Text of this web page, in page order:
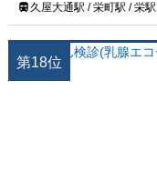
久屋大通駅 / 栄町駅 / 栄駅
第18位